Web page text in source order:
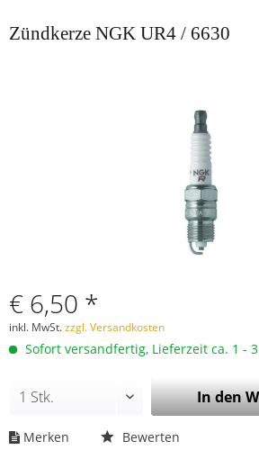
Zündkerze NGK UR4 / 6630
€ 6,50 *
inkl. MwSt.zzgl. Versandkosten
Sofort versandfertig, Lieferzeit ca. 1 -
In den
Merken Bewerten